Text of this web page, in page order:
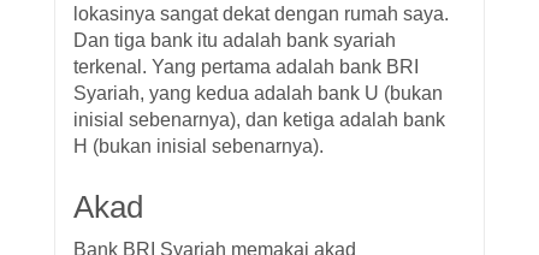
lokasinya sangat dekat dengan rumah saya.
Dan tiga bank itu adalah bank syariah
terkenal. Yang pertama adalah bank BRI
Syariah, yang kedua adalah bank U (bukan
inisial sebenarnya), dan ketiga adalah bank
H (bukan inisial sebenarnya).
Akad
Bank BRI Syariah memakai akad